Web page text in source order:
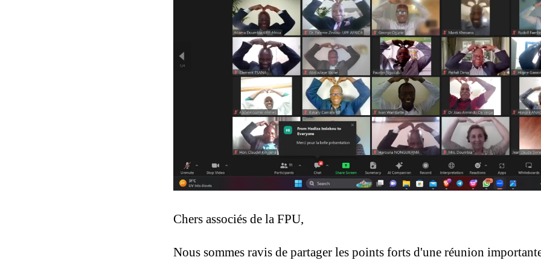
Chers associés de la FPU,
Nous sommes ravis de partager les points forts d'une réunion